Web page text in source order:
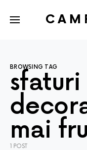
BROWSING TAG
mai
1 POST